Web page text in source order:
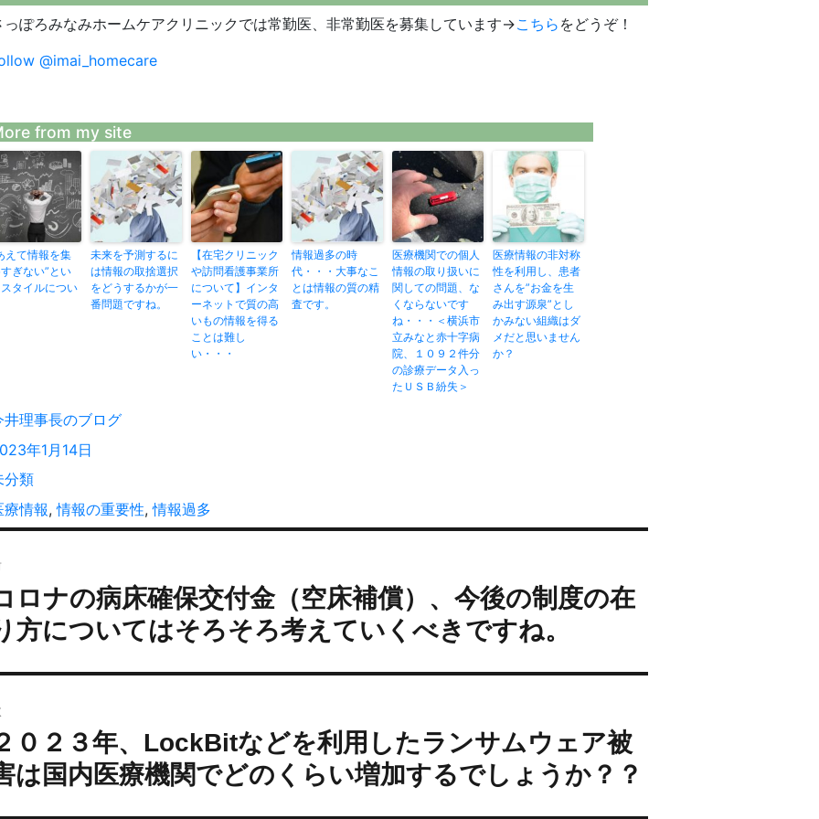
っぽろみなみホームケアクリニックでは常勤医、非常勤医を募集しています→こちら をどうぞ！
@imai_homecare
from my site
えて情報を集
ぎない”とい
タイルについ
未来を予測するに
は情報の取捨選択
をどうするかが一
番問題ですね。
【在宅クリニック
や訪問看護事業所
について】インタ
ーネットで質の高
いもの情報を得る
ことは難し
い・・・
情報過多の時
代・・・大事なこ
とは情報の質の精
査です。
医療機関での個人
情報の取り扱いに
関しての問題、な
くならないです
ね・・・＜横浜市
立みなと赤十字病
院、１０９２件分
の診療データ入っ
たＵＳＢ紛失＞
医療情報の非対称
性を利用し、患者
さんを”お金を生
み出す源泉”とし
かみない組織はダ
メだと思いません
か？
井理事長のブログ
年1月14日
分類
療情報,情報の重要性,情報過多
:
ロナの病床確保交付金（空床補償）、今後の制度の在
方についてはそろそろ考えていくべきですね。
０２３年、LockBitなどを利用したランサムウェア被
は国内医療機関でどのくらい増加するでしょうか？？